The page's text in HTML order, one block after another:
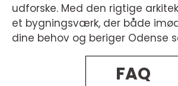
udforske. Med den rigtige
et bygningsværk, der både
dine behov og beriger Odense
FAQ